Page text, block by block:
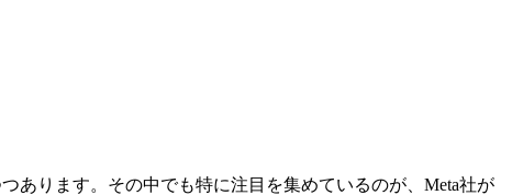
あります。その中でも特に注目を集めているのが、Meta社が